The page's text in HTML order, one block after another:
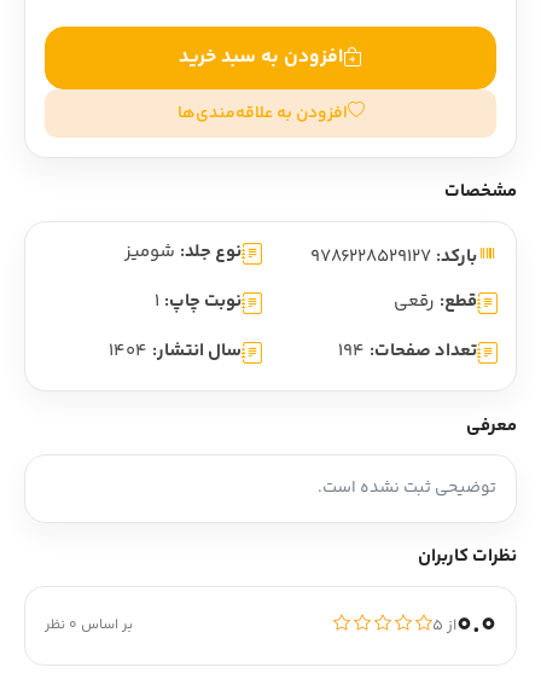
افزودن به سبد خرید
افزودن به علاقه‌مندی‌ها
مشخصات
بارکد: نوع جلد: شومیز
قطع: رقعی نوبت چاپ: 1
تعداد صفحات: 194 سال انتشار: 1404
معرفی
توضیحی ثبت نشده است.
نظرات کاربران
0.0از ۵ بر اساس 0 نظر